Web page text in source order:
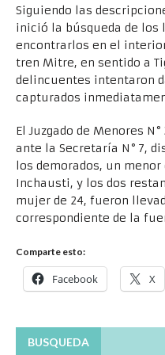
Siguiendo las
inició la búsqueda de los
encontrarlos en el
tren Mitre, en sentido a
delincuentes intentaron
capturados
El Juzgado de Menores
ante la Secretaría N° 7,
los demorados, un
Inchausti, y los dos
mujer de 24, fueron
correspondiente de la
Comparte esto:
Facebook X
BUSQUEDA